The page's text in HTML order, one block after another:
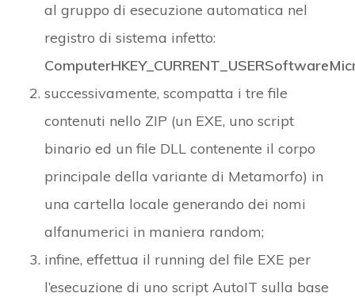
al gruppo di esecuzione automatica nel
registro di sistema infetto:
successivamente, scompatta i tre file
contenuti nello ZIP (un EXE, uno script
binario ed un file DLL contenente il corpo
principale della variante di Metamorfo) in
una cartella locale generando dei nomi
alfanumerici in maniera random;
infine, effettua il running del file EXE per
l’esecuzione di uno script AutoIT sulla base